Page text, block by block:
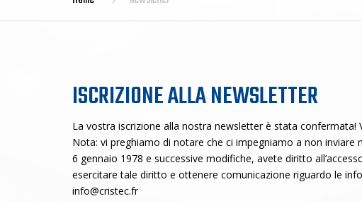
ISCRIZIONE ALLA NEWSLETTER
La vostra iscrizione alla nostra newsletter è stata
Nota: vi preghiamo di notare che ci impegniamo a non inviare
6 gennaio 1978 e successive modifiche, avete diritto
esercitare tale diritto e ottenere comunicazione riguardo le
info@cristec.fr